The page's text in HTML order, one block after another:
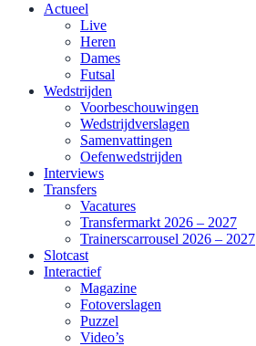
Actueel
Live
Heren
Dames
Futsal
Wedstrijden
Voorbeschouwingen
Wedstrijdverslagen
Samenvattingen
Oefenwedstrijden
Interviews
Transfers
Vacatures
Transfermarkt 2026 – 2027
Trainerscarrousel 2026 – 2027
Slotcast
Interactief
Magazine
Fotoverslagen
Puzzel
Video’s